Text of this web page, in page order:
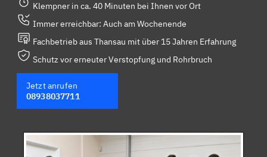
Klempner in ca. 40 Minuten bei Ihnen vor Ort
Immer erreichbar: Auch am Wochenende
Fachbetrieb aus Thansau mit über 15 Jahren Erfahrung
Schutz vor erneuter Verstopfung und Rohrbruch
Jetzt anrufen
08938037711